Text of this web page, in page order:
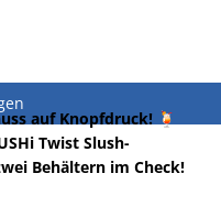
auf Knopfdruck! 🍹
Twist Slush-
Behältern im Check!